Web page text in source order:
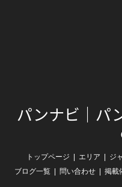
パンナビ｜パ
トップページ エリア ジ
ブログ一覧
問い合わせ 掲載